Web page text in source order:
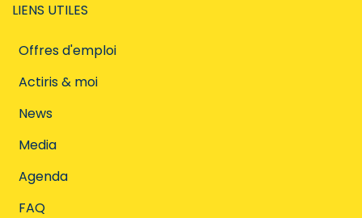
LIENS UTILES
Offres d'emploi
Actiris & moi
News
Media
Agenda
FAQ